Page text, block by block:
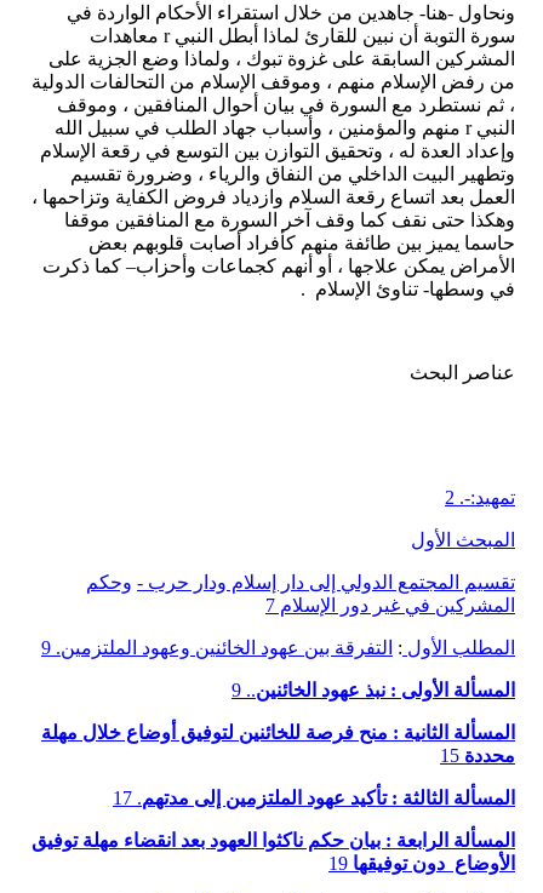
ونحاول -هنا- جاهدين من خلال استقراء الأحكام الواردة في
سورة التوبة أن نبين للقارئ لماذا أبطل النبي r معاهدات
المشركين السابقة على غزوة تبوك ، ولماذا وضع الجزية على
من رفض الإسلام منهم ، وموقف الإسلام من التحالفات الدولية
، ثم نستطرد مع السورة في بيان أحوال المنافقين ، وموقف
النبي r منهم والمؤمنين ، وأسباب جهاد الطلب في سبيل الله
وإعداد العدة له ، وتحقيق التوازن بين التوسع في رقعة الإسلام
وتطهير البيت الداخلي من النفاق والرياء ، وضرورة تقسيم
العمل بعد اتساع رقعة السلام وازدياد فروض الكفاية وتزاحمها ،
وهكذا حتى نقف كما وقف آخر السورة مع المنافقين موقفا
حاسما يميز بين طائفة منهم كأفراد أصابت قلوبهم بعض
الأمراض يمكن علاجها ، أو أنهم كجماعات وأحزاب– كما ذكرت
في وسطها- تناوئ الإسلام .
عناصر البحث
تمهيد:-. 2
المبحث الأول
تقسيم المجتمع الدولي إلى دار إسلام ودار حرب - وحكم
المشركين في غير دور الإسلام 7
المطلب الأول : التفرقة بين عهود الخائنين وعهود الملتزمين. 9
المسألة الأولى : نبذ عهود الخائنين.. 9
المسألة الثانية : منح فرصة للخائنين لتوفيق أوضاع خلال مهلة
محددة
المسألة الثالثة : تأكيد عهود الملتزمين إلى مدتهم. 17
المسألة الرابعة : بيان حكم ناكثوا العهود بعد انقضاء مهلة توفيق
الأوضاع دون توفيقها